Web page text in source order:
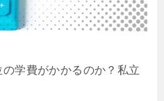
学費がかかるのか？私立